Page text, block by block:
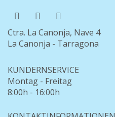
Ctra. La Canonja, Nave 4
La Canonja - Tarragona
KUNDERNSERVICE
Montag - Freitag
8:00h - 16:00h